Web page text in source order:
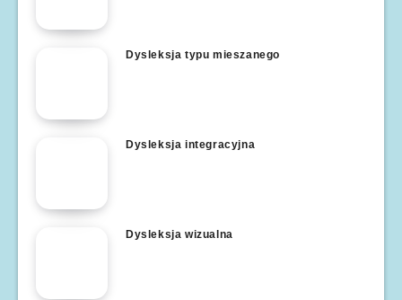
Dysleksja typu mieszanego
Dysleksja integracyjna
Dysleksja wizualna